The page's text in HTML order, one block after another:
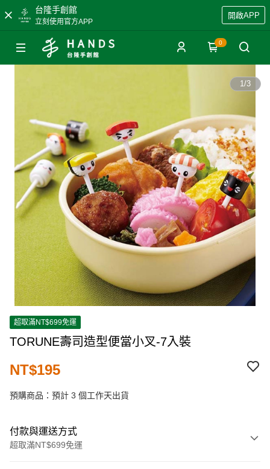
台隆手創館
立刻使用官方APP
開啟APP
0
1/3
超取滿NT$699免運
TORUNE壽司造型便當小叉-7入裝
NT$195
預購商品：預計 3 個工作天出貨
付款與運送方式
超取滿NT$699免運